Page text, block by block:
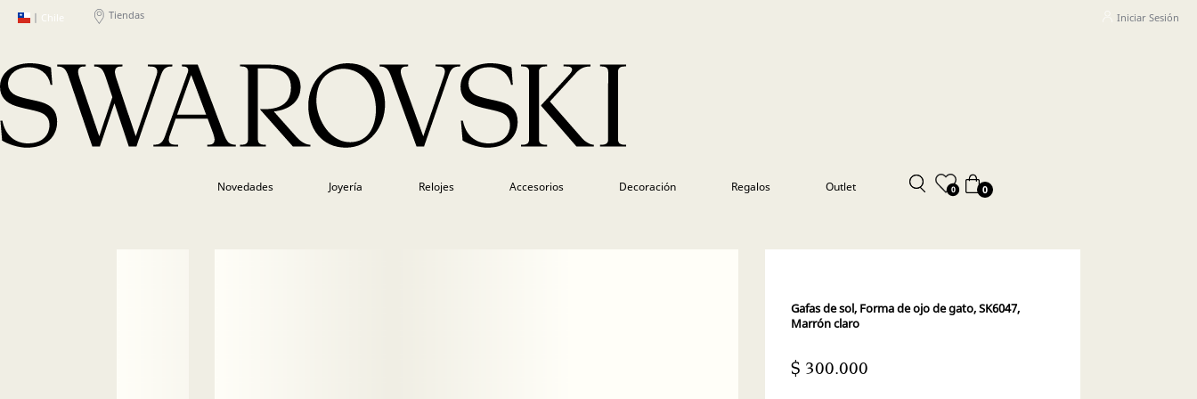
| Chile Tiendas Iniciar Sesión
Novedades Joyería Relojes Accesorios Decoración Regalos Outlet 0 0
Gafas de sol, Forma de ojo de gato, SK6047,
Marrón claro
$ 300.000